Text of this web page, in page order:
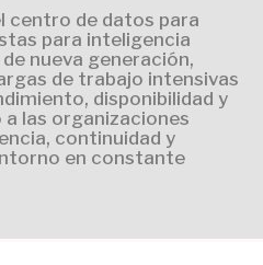
centro de datos para
para inteligencia
nueva generación,
de trabajo intensivas
disponibilidad y
las organizaciones
continuidad y
en constante